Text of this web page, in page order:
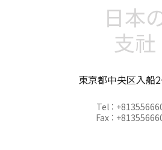
日本
支社
東京都中央区入船
Tel :
Fax :